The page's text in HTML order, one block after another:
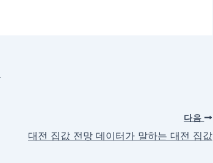
다음
대전 집값 전망 데이터가 말하는 대전 집값